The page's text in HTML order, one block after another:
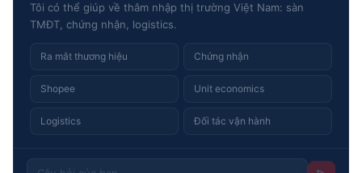
Tôi có thể giúp về thâm nhập thị trường Việt Nam: sàn
TMĐT, chứng nhận, logistics.
Ra mắt thương hiệu Chứng nhận
Shopee Unit economics
Logistics Đối tác vận hành